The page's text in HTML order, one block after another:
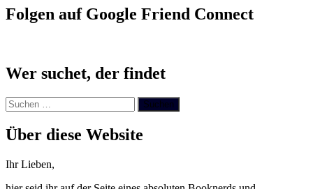
Folgen auf Google Friend Connect
Wer suchet, der findet
Suchen
nach:
Über diese Website
Ihr Lieben,